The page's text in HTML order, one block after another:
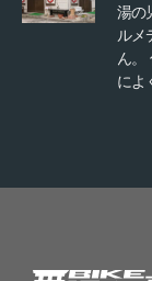
湯の
ルメ
ん。
によ